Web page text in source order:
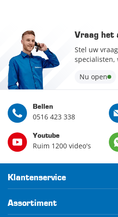
Vraag het
Stel uw
specialisten,
Nu open
Bellen
0516 423 338
Youtube
Ruim 1200 video's
Klantenservice
Assortiment